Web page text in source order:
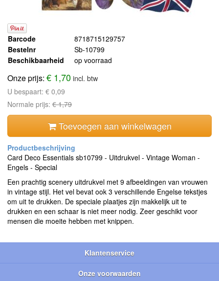
Barcode
8718715129757
Bestelnr
Sb-10799
Beschikbaarheid
op voorraad
Onze prijs: € 1,70incl. btw
U bespaart: € 0,09
Normale prijs: € 1,79
Toevoegen aan winkelwagen
Card Deco Essentials sb10799 - Uitdrukvel - Vintage Woman -
Engels - Special
Een prachtig scenery uitdrukvel met 9 afbeeldingen van vrouwen
in vintage stijl. Het vel bevat ook 3 verschillende Engelse tekstjes
om uit te drukken. De speciale plaatjes zijn makkelijk uit te
drukken en een schaar is niet meer nodig. Zeer geschikt voor
mensen die moeite hebben met knippen.
Klantenservice
Onze voorwaarden